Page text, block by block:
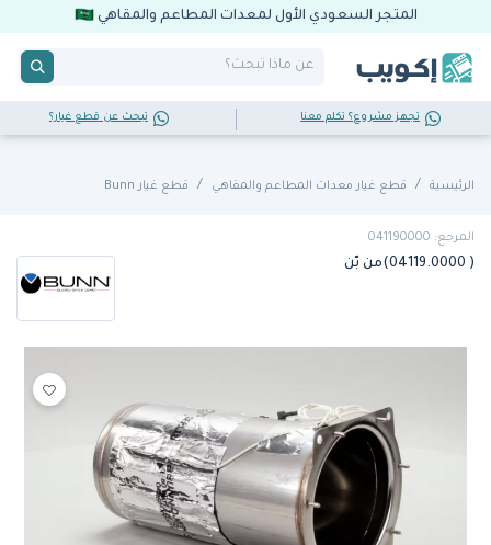
المتجر السعودي الأول لمعدات المطاعم والمقاهي
تجهز مشروع؟ تكلم معنا تبحث عن قطع غيار؟
الرئيسية قطع غيار معدات المطاعم والمقاهي قطع غيار Bunn
المرجع: 041190000
( 04119.0000)من بّن